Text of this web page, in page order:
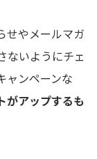
せやメールマガ
ないようにチェ
ャンペーンな
がアップするも